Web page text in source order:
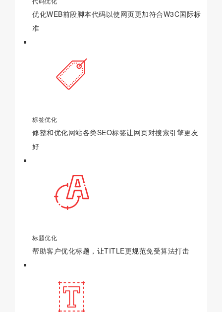
优化WEB前段脚本代码以使网页更加符合W3C国际标
准
标签优化
修整和优化网站各类SEO标签让网页对搜索引擎更友
好
标题优化
帮助客户优化标题，让TITLE更规范免受算法打击